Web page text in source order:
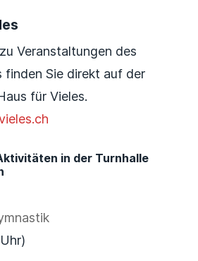
Veranstaltungen des
finden Sie direkt auf der
für Vieles.
in der Turnhalle